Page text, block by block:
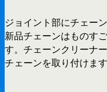
ジョイント部にチェー
新品チェーンはものす
す。チェーンクリーナ
チェーンを取り付けます